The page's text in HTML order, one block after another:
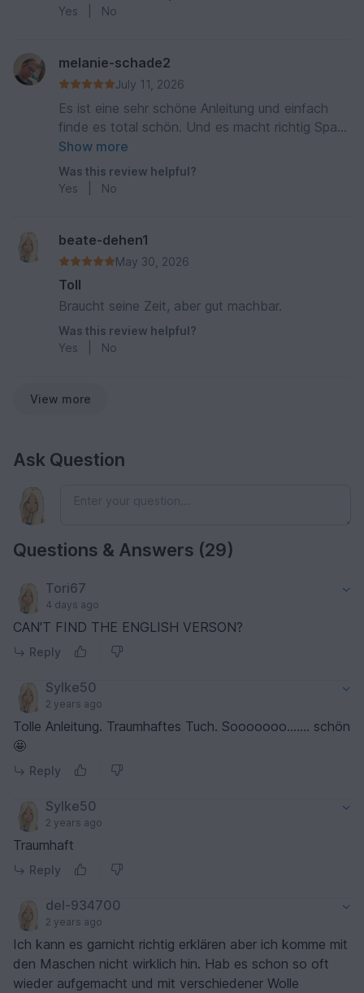
ist sehr abwechslungsreich und im Prinzip ganz
wenig Aufmerksamkeit damit vor allem das
Muschelmuster aufgeht. Also nichts für
das Ergebnis lohnt diese kleine Mühe!
Yes
No
melanie-schade2
July 11, 2026
Es ist eine sehr schöne Anleitung und einfach
finde es total schön. Und es macht richtig Spaß
es zu häkeln
Show more
Was this review helpful?
Yes
No
beate-dehen1
May 30, 2026
Toll
Braucht seine Zeit, aber gut machbar.
Was this review helpful?
Yes
No
View more
Ask Question
Questions & Answers (29)
Tori67
4 days ago
CAN'T FIND THE ENGLISH VERSON?
Reply
Sylke50
2 years ago
Tolle Anleitung. Traumhaftes Tuch. Sooooooo……. schön
🤩
Reply
Sylke50
2 years ago
Traumhaft
Reply
del-934700
2 years ago
Ich kann es garnicht richtig erklären aber ich komme mit
den Maschen nicht wirklich hin. Hab es schon so oft
wieder aufgemacht und mit verschiedener Wolle